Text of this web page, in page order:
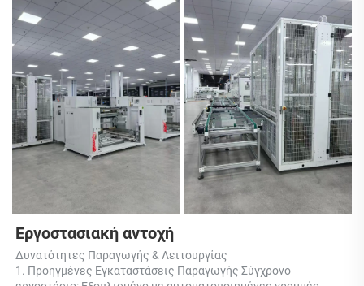
Εργοστασιακή αντοχή
Δυνατότητες Παραγωγής & Λειτουργίας
1. Προηγμένες Εγκαταστάσεις Παραγωγής Σύγχρονο